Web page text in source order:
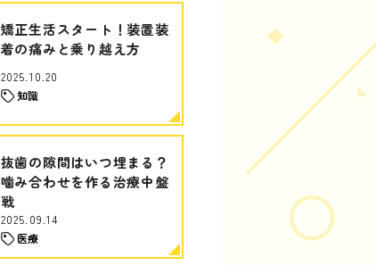
矯正生活スタート！装置装
着の痛みと乗り越え方
2025.10.20
知識
抜歯の隙間はいつ埋まる？
噛み合わせを作る治療中盤
戦
2025.09.14
医療